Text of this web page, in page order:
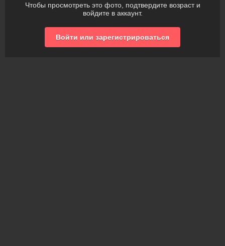
Чтобы просмотреть это фото, подтвердите возраст и
войдите в аккаунт.
Войти или зарегистрироваться